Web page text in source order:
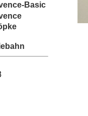
Basic